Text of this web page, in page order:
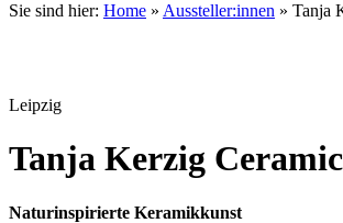
Sie sind hier: Home » Aussteller:innen » Tanja
Leipzig
Tanja Kerzig
Naturinspirierte Keramikkunst